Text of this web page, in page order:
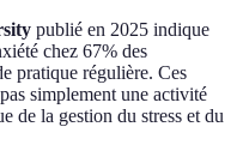
publié en 2025 indique
chez 67% des
pratique régulière. Ces
simplement une activité
de la gestion du stress et du